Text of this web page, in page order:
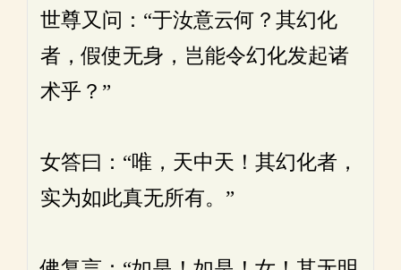
世尊又问：“于汝意云何？其幻化
者，假使无身，岂能令幻化发起诸
术乎？”
女答曰：“唯，天中天！其幻化者，
实为如此真无所有。”